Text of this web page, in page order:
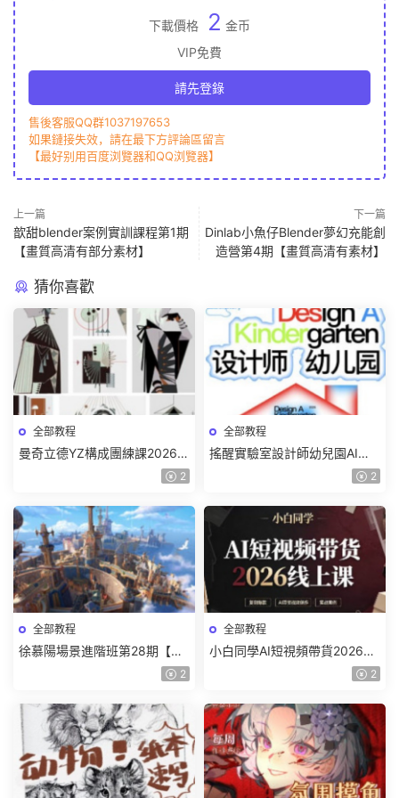
下載價格 2 金币
VIP免費
請先登錄
售後客服QQ群1037197653
如果鏈接失效，請在最下方評論區留言
【最好别用百度浏覽器和QQ浏覽器】
上一篇
歆甜blender案例實訓課程第1期
【畫質高清有部分素材】
下一篇
Dinlab小魚仔Blender夢幻充能創
造營第4期【畫質高清有素材】
猜你喜歡
全部教程
曼奇立德YZ構成團練課2026年
8月已結課【畫質高清有課件】
2
全部教程
搖醒實驗室設計師幼兒園AI軟
件基礎課2025【畫質不錯有素
2
全部教程
徐慕陽場景進階班第28期【畫
2
全部教程
小白同學AI短視頻帶貨2026線
2